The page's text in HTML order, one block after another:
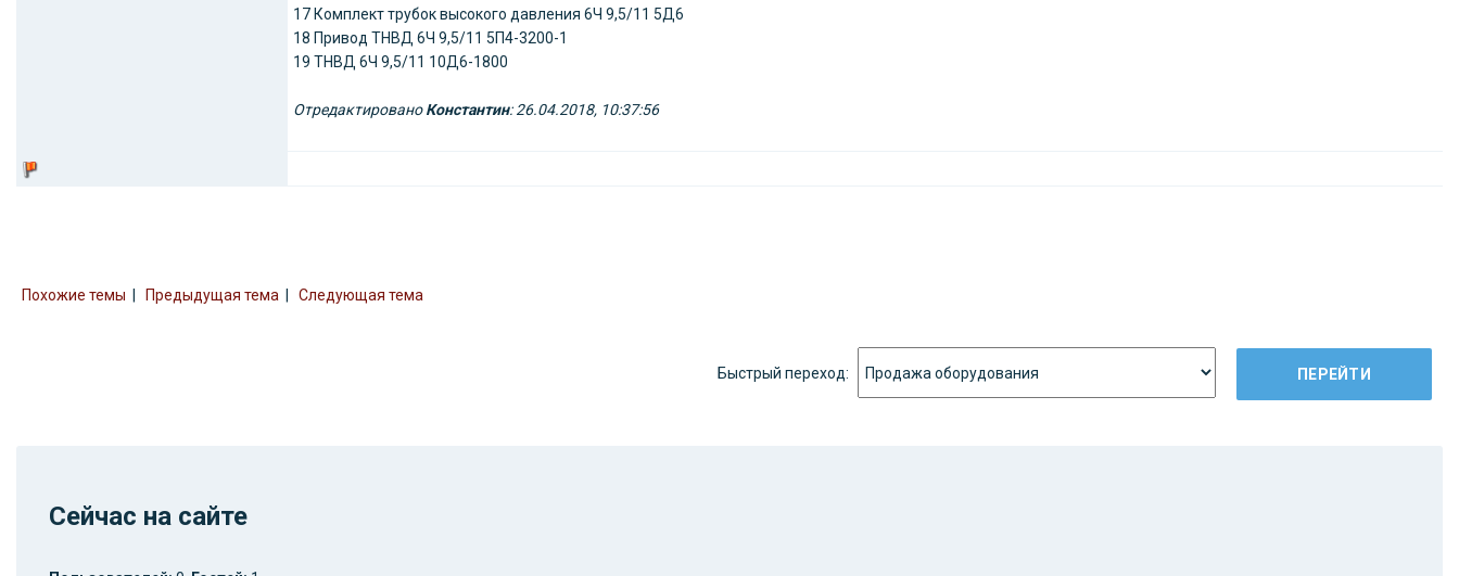
17 Комплект трубок высокого давления 6Ч 9,5/11 5Д6
18 Привод ТНВД 6Ч 9,5/11 5П4-3200-1
19 ТНВД 6Ч 9,5/11 10Д6-1800
ОтредактированоКонстантин: 26.04.2018, 10:37:56
Похожие темы Предыдущая тема Следующая тема
Быстрый переход:
Сейчас на сайте